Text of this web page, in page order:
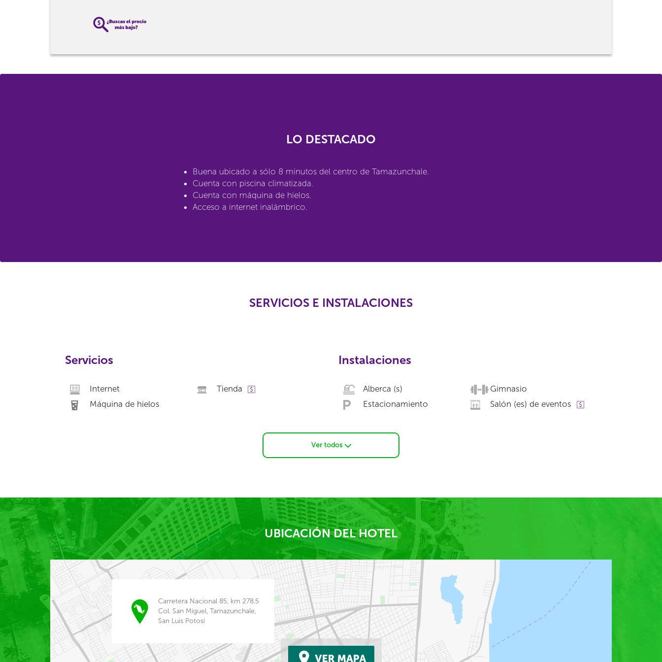
LO DESTACADO
Buena ubicado a sólo 8 minutos del centro de Tamazunchale.
Cuenta con piscina climatizada.
Cuenta con máquina de hielos.
Acceso a internet inalámbrico.
SERVICIOS E INSTALACIONES
Servicios
Internet
Máquina de hielos
Tienda
Instalaciones
Alberca (s)
Estacionamiento
Gimnasio
Salón (es) de eventos
Ver todos
UBICACIÓN DEL HOTEL
Carretera Nacional 85, km 278.5
Col. San Miguel, Tamazunchale,
San Luis Potosí